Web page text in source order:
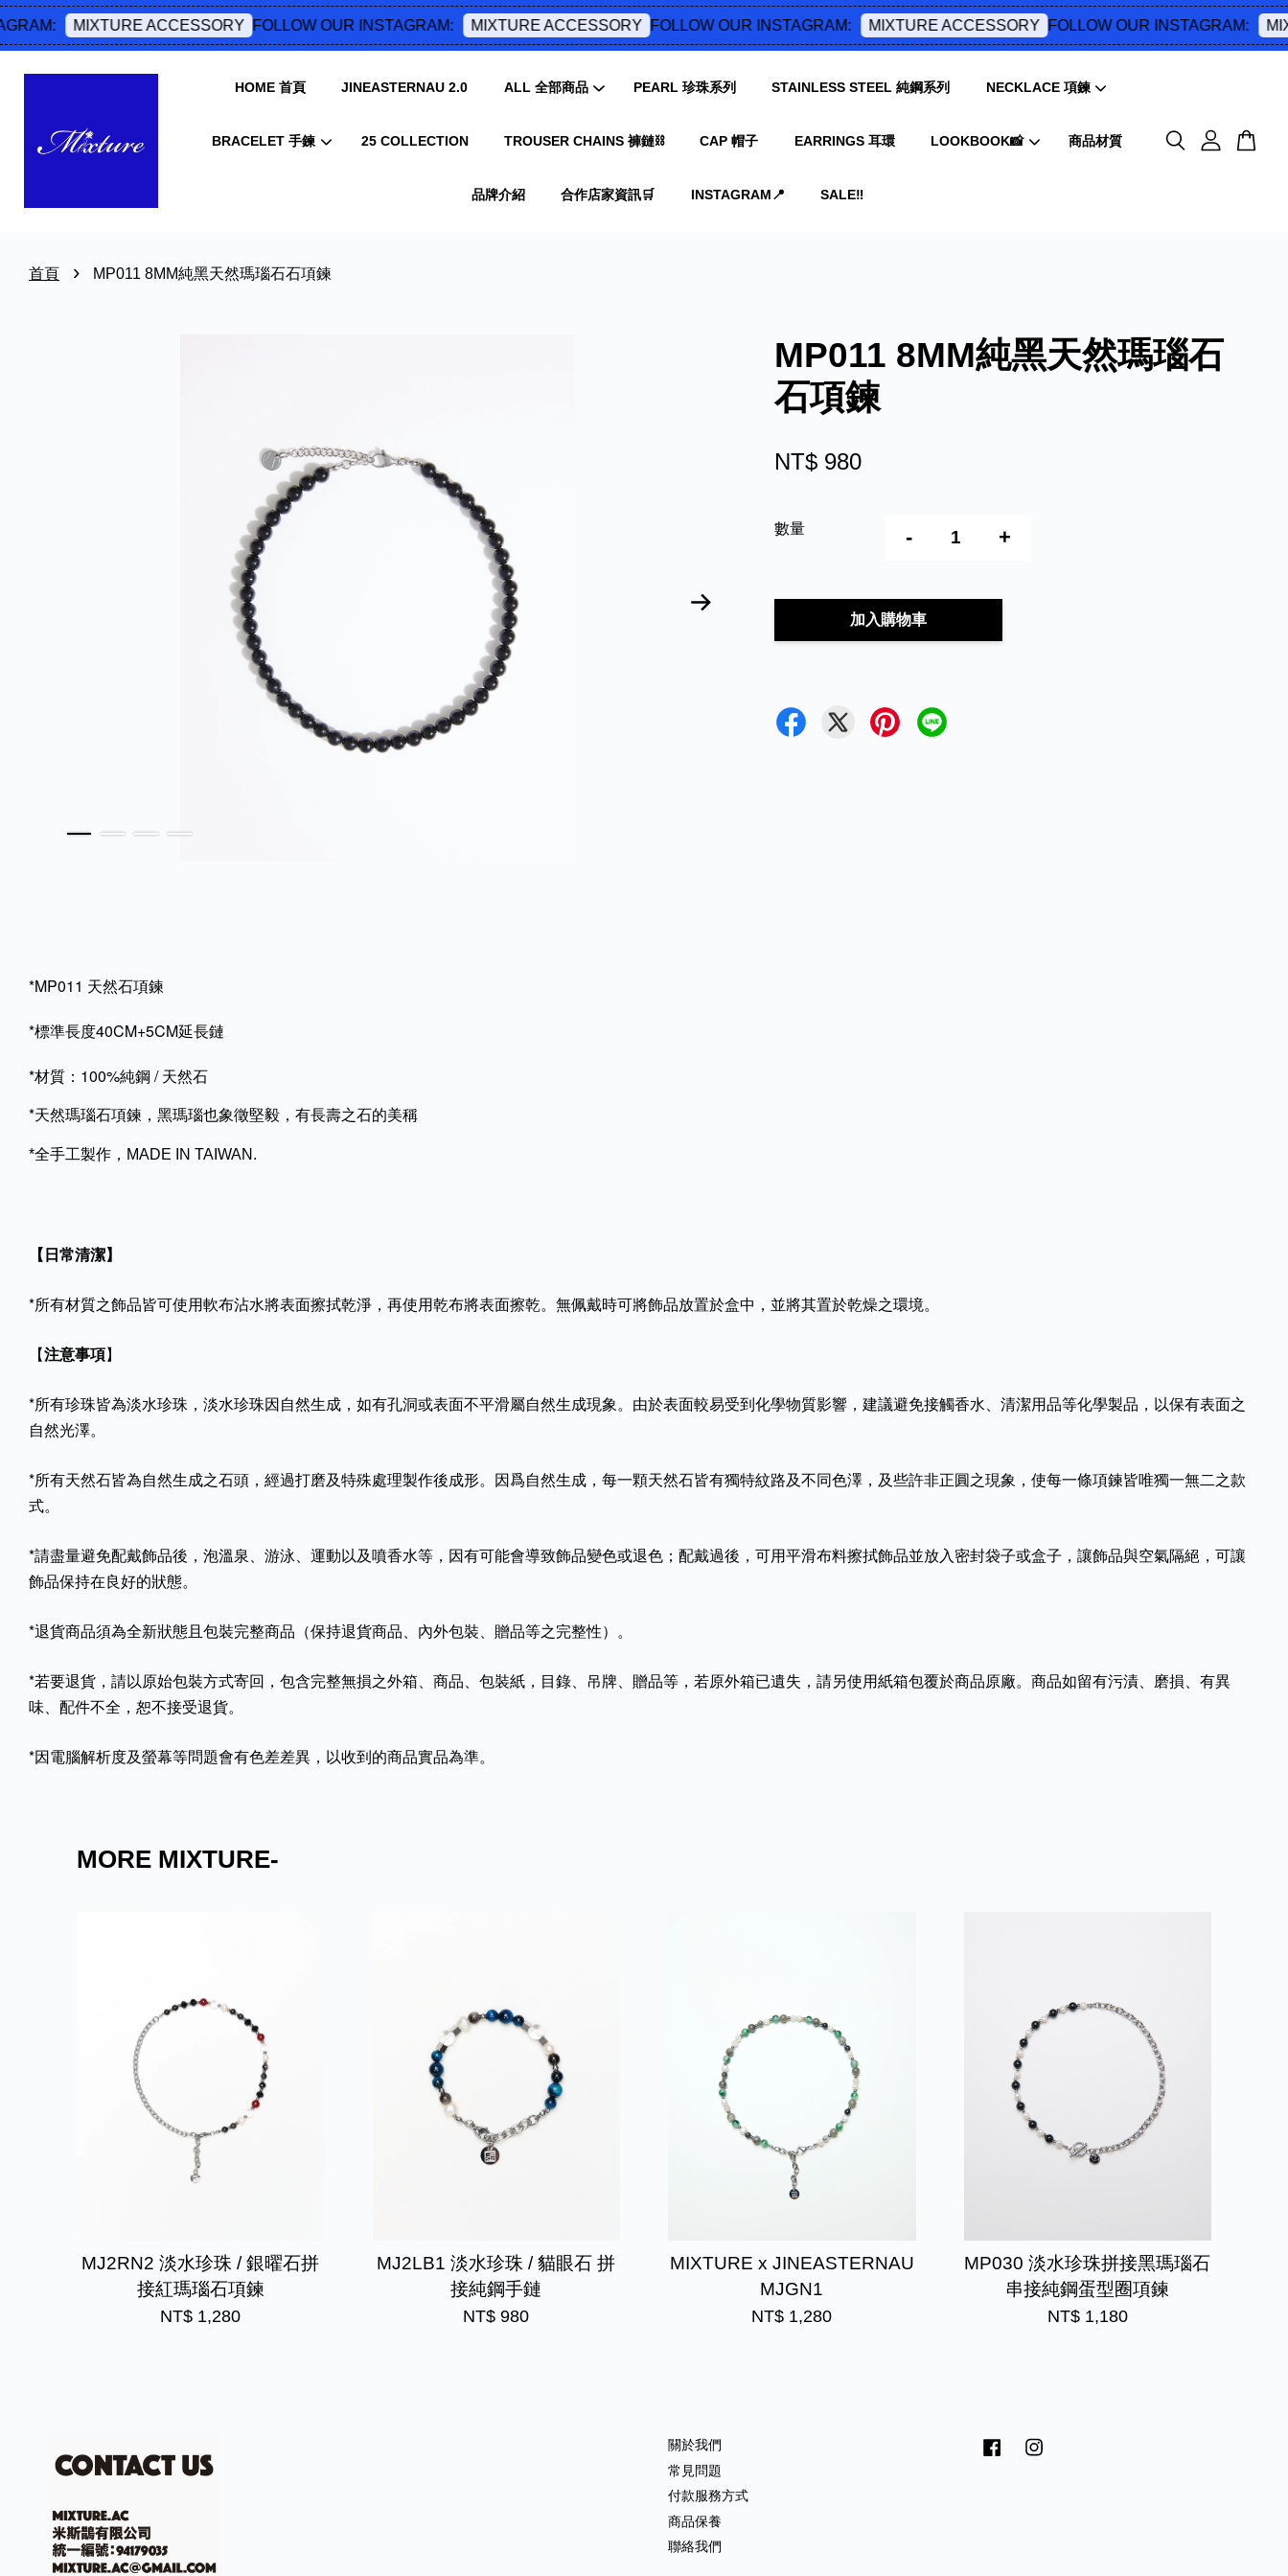
MIXTURE ACCESSORY FOLLOW OUR INSTAGRAM: MIXTURE ACCESSORY FOLLOW OUR INSTAGRAM: MIXTURE ACCESSORY FOLLOW OUR INSTAGRAM:
HOME 首頁 JINEASTERNAU 2.0 ALL 全部商品 PEARL 珍珠系列 STAINLESS STEEL 純鋼系列 NECKLACE 項鍊
BRACELET 手鍊 25 COLLECTION TROUSER CHAINS 褲鏈⛓️ CAP 帽子 EARRINGS 耳環 LOOKBOOK📸 商品材質
品牌介紹 合作店家資訊🛒 INSTAGRAM📍 SALE‼️
首頁 › MP011 8MM純黑天然瑪瑙石石項鍊
MP011 8MM純黑天然瑪瑙石
石項鍊
NT$ 980
數量 - +
加入購物車
*MP011 天然石項鍊
*標準長度40CM+5CM延長鏈
*材質： 100%純鋼 / 天然石
*天然瑪瑙石項鍊， 黑瑪瑙也象徵堅毅，有長壽之石的美稱
*全手工製作，MADE IN TAIWAN.
【日常清潔】
*所有材質之飾品皆可使用軟布沾水將表面擦拭乾淨，再使用乾布將表面擦乾。無佩戴時可將飾品放置於盒中，並將其置於乾燥之環境。
【注意事項】
*所有珍珠皆為淡水珍珠，淡水珍珠因自然生成，如有孔洞或表面不平滑屬自然生成現象。由於表面較易受到化學物質影響，建議避免接觸香水、清潔用品等化學製品，以保有表面之
自然光澤。
*所有天然石皆為自然生成之石頭，經過打磨及特殊處理製作後成形。因爲自然生成，每一顆天然石皆有獨特紋路及不同色澤，及些許非正圓之現象，使每一條項鍊皆唯獨一無二之款
式。
*請盡量避免配戴飾品後，泡溫泉、游泳、運動以及噴香水等，因有可能會導致飾品變色或退色；配戴過後，可用平滑布料擦拭飾品並放入密封袋子或盒子，讓飾品與空氣隔絕，可讓
飾品保持在良好的狀態。
*退貨商品須為全新狀態且包裝完整商品（保持退貨商品、內外包裝、贈品等之完整性）。
*若要退貨，請以原始包裝方式寄回，包含完整無損之外箱、商品、包裝紙，目錄、吊牌、贈品等，若原外箱已遺失，請另使用紙箱包覆於商品原廠。商品如留有污漬、磨損、有異
味、配件不全，恕不接受退貨。
*因電腦解析度及螢幕等問題會有色差差異，以收到的商品實品為準。
MORE MIXTURE-
MJ2RN2 淡水珍珠 / 銀曜石拼
接紅瑪瑙石項鍊
NT$ 1,280
MJ2LB1 淡水珍珠 / 貓眼石 拼
接純鋼手鏈
NT$ 980
MIXTURE x JINEASTERNAU
MJGN1
NT$ 1,280
MP030 淡水珍珠拼接黑瑪瑙石
串接純鋼蛋型圈項鍊
NT$ 1,180
關於我們
常見問題
付款服務方式
商品保養
聯絡我們
Facebook